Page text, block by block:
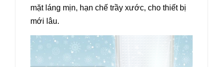
mặt láng mịn, hạn chế trầy xước, cho thiết bị
mới lâu.